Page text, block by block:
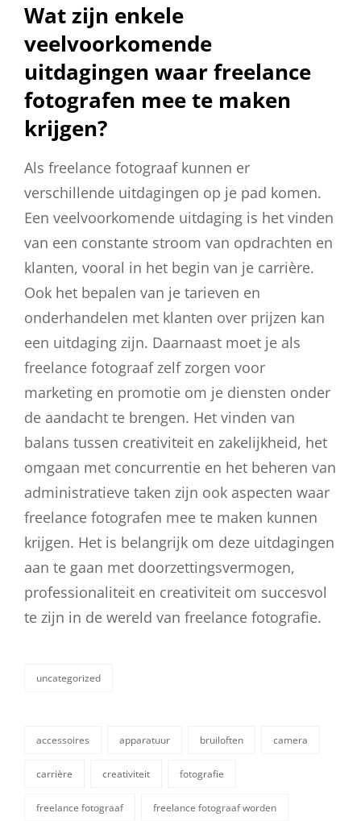
Wat zijn enkele
veelvoorkomende
uitdagingen waar freelance
fotografen mee te maken
krijgen?
Als freelance fotograaf kunnen er
verschillende uitdagingen op je pad komen.
Een veelvoorkomende uitdaging is het vinden
van een constante stroom van opdrachten en
klanten, vooral in het begin van je carrière.
Ook het bepalen van je tarieven en
onderhandelen met klanten over prijzen kan
een uitdaging zijn. Daarnaast moet je als
freelance fotograaf zelf zorgen voor
marketing en promotie om je diensten onder
de aandacht te brengen. Het vinden van
balans tussen creativiteit en zakelijkheid, het
omgaan met concurrentie en het beheren van
administratieve taken zijn ook aspecten waar
freelance fotografen mee te maken kunnen
krijgen. Het is belangrijk om deze uitdagingen
aan te gaan met doorzettingsvermogen,
professionaliteit en creativiteit om succesvol
te zijn in de wereld van freelance fotografie.
categorieën
uncategorized
accessoires apparatuur bruiloften camera
carrière creativiteit fotografie
freelance fotograaf freelance fotograaf worden